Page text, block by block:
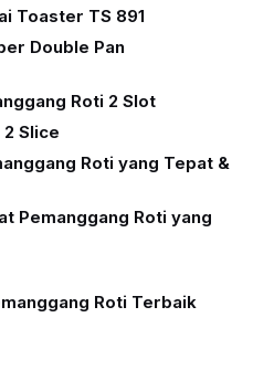
Toaster TS 891
Double Pan
Roti 2 Slot
Slice
Roti yang Tepat &
Pemanggang Roti yang
Roti Terbaik